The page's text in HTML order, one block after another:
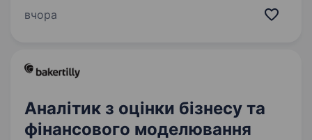
Сьогодні це 2 000+ свердловин, майже 700
вчора
Аналітик з оцінки бізнесу та
фінансового моделювання